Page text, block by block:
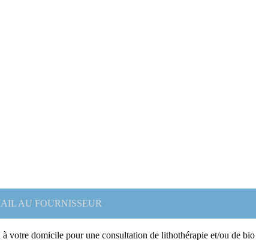
AU FOURNISSEUR
domicile pour une consultation de lithothérapie et/ou de